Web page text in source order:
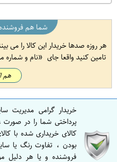
شما هم
هر روزه صدها خریدار این کالا را می
تامین کنید واقعا جای
نام و شماره
هم
خریدار گرامی مدیریت
پرداختی شما را در
کالای خریداری شده با
بودن ، تفاوت رنگ یا
فروشنده و یا هر دلیل